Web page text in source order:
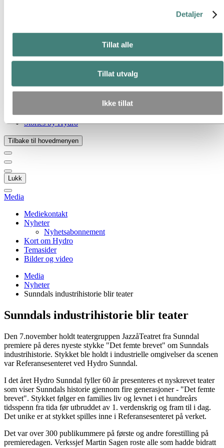
Detaljer
Tillat alle
Tillat utvalg
Ikke tillat
Dette er Hydro
Vår strategi
Hydro-lokasjoner i Norge
Organisasjon
Sponsoravtaler
Stories by Hydro
Tilbake til hovedmenyen
Lukk
Media
Mediekontakt
Nyheter
Nyhetsabonnement
Kort om Hydro
Temasider
Bilder og video
Media
Nyheter
Sunndals industrihistorie blir teater
Sunndals industrihistorie blir teater
Den 7.november holdt teatergruppen JazzåTeatret fra Sunndal
premiere på deres nyeste stykke "Det femte brevet" om Sunndals
industrihistorie. Stykket ble holdt i industrielle omgivelser da scenen
var Referansesenteret ved Hydro Sunndal.
I det året Hydro Sunndal fyller 60 år presenteres et nyskrevet teater
som viser Sunndals historie gjennom fire generasjoner - "Det femte
brevet". Stykket følger en families liv og levnet i et hundreårs
tidsspenn fra tida før utbruddet av 1. verdenskrig og fram til i dag.
Det unike er at stykket spilles inne i Referansesenteret på verket.
Det var over 300 publikummere på første og andre forestilling på
premieredagen. Verkssjef Martin Sagen roste alle som hadde bidratt